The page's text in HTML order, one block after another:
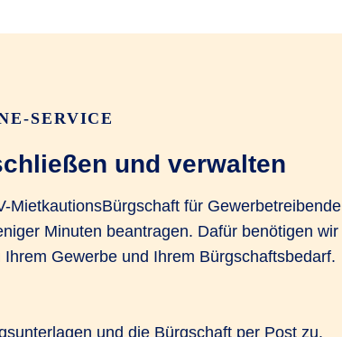
SERVICE
und verwalten
MietkautionsBürgschaft für Gewerbetreibende
Minuten beantragen. Dafür benötigen wir
Gewerbe und Ihrem Bürgschaftsbedarf.
und die Bürgschaft per Post zu.